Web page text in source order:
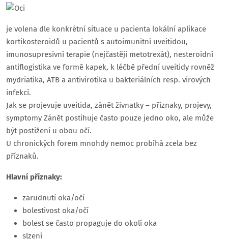
je volena dle konkrétní situace u pacienta lokální aplikace
kortikosteroidů u pacientů s autoimunitní uveitidou,
imunosupresivní terapie (nejčastěji metotrexát), nesteroidní
antiflogistika ve formě kapek, k léčbě přední uveitidy rovněž
mydriatika, ATB a antivirotika u bakteriálních resp. virových
infekcí.
Jak se projevuje uveitida, zánět živnatky – příznaky, projevy,
symptomy Zánět postihuje často pouze jedno oko, ale může
být postižení u obou očí.
U chronických forem mnohdy nemoc probíhá zcela bez
příznaků.
Hlavní příznaky:
zarudnutí oka/očí
bolestivost oka/očí
bolest se často propaguje do okolí oka
slzení